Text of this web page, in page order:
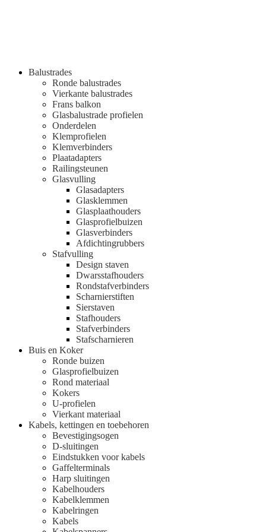
Balustrades
Ronde balustrades
Vierkante balustrades
Frans balkon
Glasbalustrade profielen
Onderdelen
Klemprofielen
Klemverbinders
Plaatadapters
Railingsteunen
Glasvulling
Glasadapters
Glasklemmen
Glasplaathouders
Glasprofielbuizen
Glasverbinders
Afdichtingrubbers
Stafvulling
Design staven
Dwarsstafhouders
Rondstafverbinders
Scharnierstiften
Sierstaven
Stafhouders
Stafverbinders
Stafscharnieren
Buis en Koker
Ronde buizen
Glasprofielbuizen
Rond materiaal
Kokers
U-profielen
Vierkant materiaal
Kabels, kettingen en toebehoren
Bevestigingsogen
D-sluitingen
Eindstukken voor kabels
Gaffelterminals
Harp sluitingen
Kabelhouders
Kabelklemmen
Kabelringen
Kabels